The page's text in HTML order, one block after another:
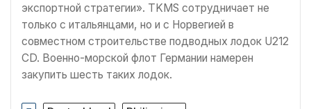
экспортной стратегии». TKMS сотрудничает не
только с итальянцами, но и с Норвегией в
совместном строительстве подводных лодок U212
CD. Военно-морской флот Германии намерен
закупить шесть таких лодок.